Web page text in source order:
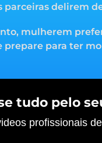
parceiras delirem
mulherem
prepare para ter
tudo pelo
profissionais